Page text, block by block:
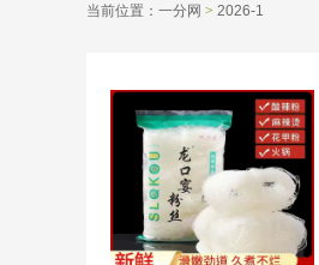
当前位置： 一分网 > 2026-1